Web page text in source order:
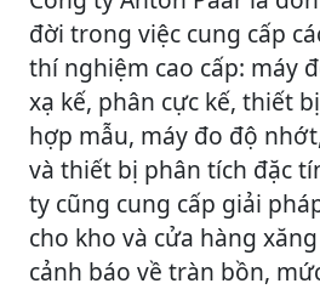
đời trong việc cung cấp
thí nghiệm cao cấp: máy
xạ kế, phân cực kế, thiết
hợp mẫu, máy đo độ
và thiết bị phân tích đặc
ty cũng cung cấp giải
cho kho và cửa hàng
cảnh báo về tràn bồn,